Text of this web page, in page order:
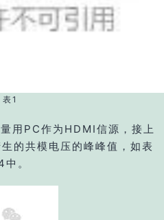
表1
用PC作为HDMI信源，接上
的共模电压的峰峰值，如表
。